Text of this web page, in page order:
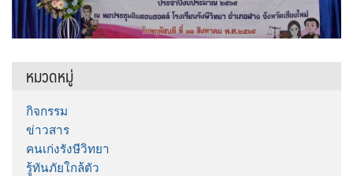
หมวดหมู่
กิจกรรม
ข่าวสาร
คนเก่งรังษีวิทยา
รู้ทันภัยใกล้ตัว